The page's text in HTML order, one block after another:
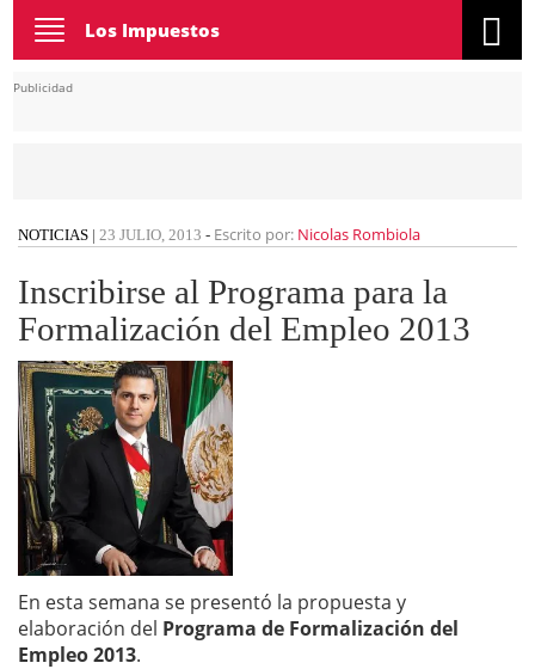
Toggle
navigation
Los Impuestos
Publicidad
NOTICIAS | 23 JULIO, 2013 - Escrito por: Nicolas Rombiola
Inscribirse al Programa para la
Formalización del Empleo 2013
En esta semana se presentó la propuesta y
elaboración del Programa de Formalización del
Empleo 2013.